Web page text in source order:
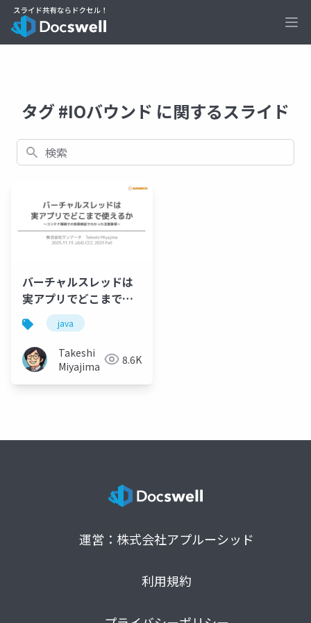
タグ #IOバウンド に関するスライド
検索
バーチャルスレッドは
実アプリでどこまで使
えるかjava
Takeshi
Miyajima
8.6K
運営：株式会社アプルーシッド
利用規約